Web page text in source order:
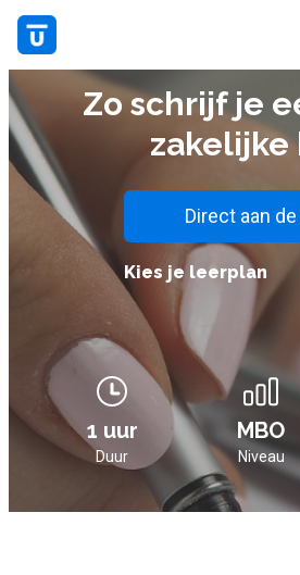
Mijn
Alle
Experts
Voucher
Account
Meer
Zo schrijf je
zakelijke
Direct aan
Kies je leerplan
1 uur MBO
Duur Niveau